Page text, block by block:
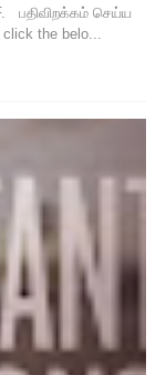
பதிவிறக்கம் செய்ய
the belo...